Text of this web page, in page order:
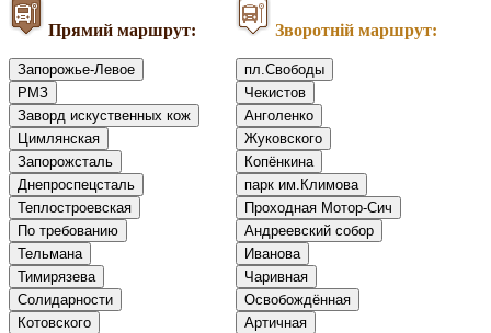
Прямий маршрут:
Запорожье-Левое
РМЗ
Заворд искуственных кож
Цимлянская
Запорожсталь
Днепроспецсталь
Теплостроевская
По требованию
Тельмана
Тимирязева
Солидарности
Котовского
Зворотній маршрут:
пл.Свободы
Чекистов
Анголенко
Жуковского
Копёнкина
парк им.Климова
Проходная Мотор-Сич
Андреевский собор
Иванова
Чаривная
Освобождённая
Артичная